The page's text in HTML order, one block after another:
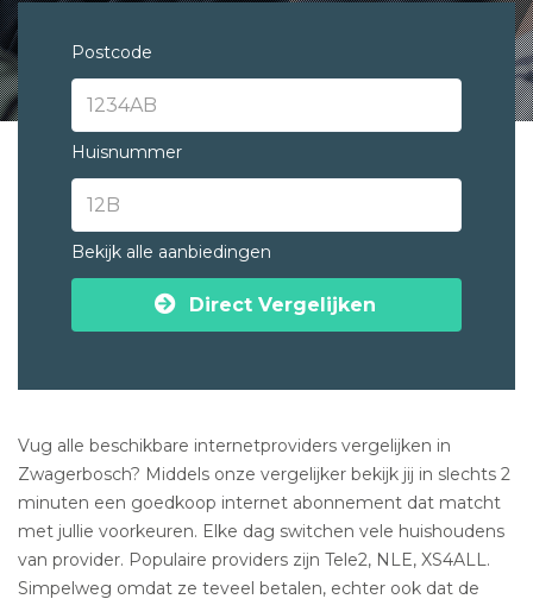
Postcode
Huisnummer
Bekijk alle aanbiedingen
Direct Vergelijken
Vug alle beschikbare internetproviders vergelijken in
Zwagerbosch? Middels onze vergelijker bekijk jij in slechts 2
minuten een goedkoop internet abonnement dat matcht
met jullie voorkeuren. Elke dag switchen vele huishoudens
van provider. Populaire providers zijn Tele2, NLE, XS4ALL.
Simpelweg omdat ze teveel betalen, echter ook dat de